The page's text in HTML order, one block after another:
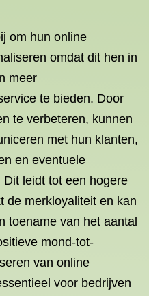
om hun online
omdat dit hen in
meer
te bieden. Door
te verbeteren, kunnen
met hun klanten,
en eventuele
leidt tot een hogere
de merkloyaliteit en kan
toename van het aantal
mond-tot-
van online
voor bedrijven